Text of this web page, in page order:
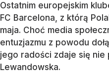
Ostatnim europejskim
FC Barcelona, z którą
maja. Choć media
entuzjazmu z powodu
jego radości zdaje się nie
Lewandowska.